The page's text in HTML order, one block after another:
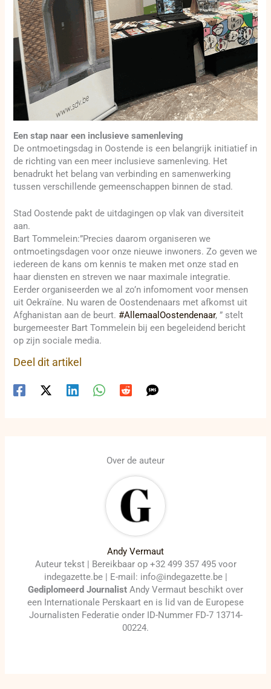
Een stap naar een inclusieve samenleving
De ontmoetingsdag in Oostende is een belangrijk initiatief in
de richting van een meer inclusieve samenleving. Het
benadrukt het belang van verbinding en samenwerking
tussen verschillende gemeenschappen binnen de stad.
Stad Oostende pakt de uitdagingen op vlak van diversiteit
aan.
Bart Tommelein:”Precies daarom organiseren we
ontmoetingsdagen voor onze nieuwe inwoners. Zo geven we
iedereen de kans om kennis te maken met onze stad en
haar diensten en streven we naar maximale integratie.
Eerder organiseerden we al zo’n infomoment voor mensen
uit Oekraïne. Nu waren de Oostendenaars met afkomst uit
Afghanistan aan de beurt.#AllemaalOostendenaar, ” stelt
burgemeester Bart Tommelein bij een begeleidend bericht
op zijn sociale media.
Deel dit artikel
Over de auteur
Andy Vermaut
Auteur tekst | Bereikbaar op +32 499 357 495 voor
indegazette.be | E-mail: info@indegazette.be |
Gediplomeerd Journalist Andy Vermaut beschikt over
een Internationale Perskaart en is lid van de Europese
Journalisten Federatie onder ID-Nummer FD-7 13714-
00224.